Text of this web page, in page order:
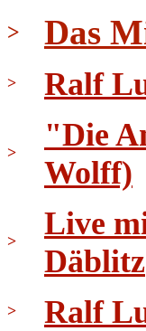
> Das
> Ralf
>
"Die
Wolff)
>
Live
Däblitz
> Ralf